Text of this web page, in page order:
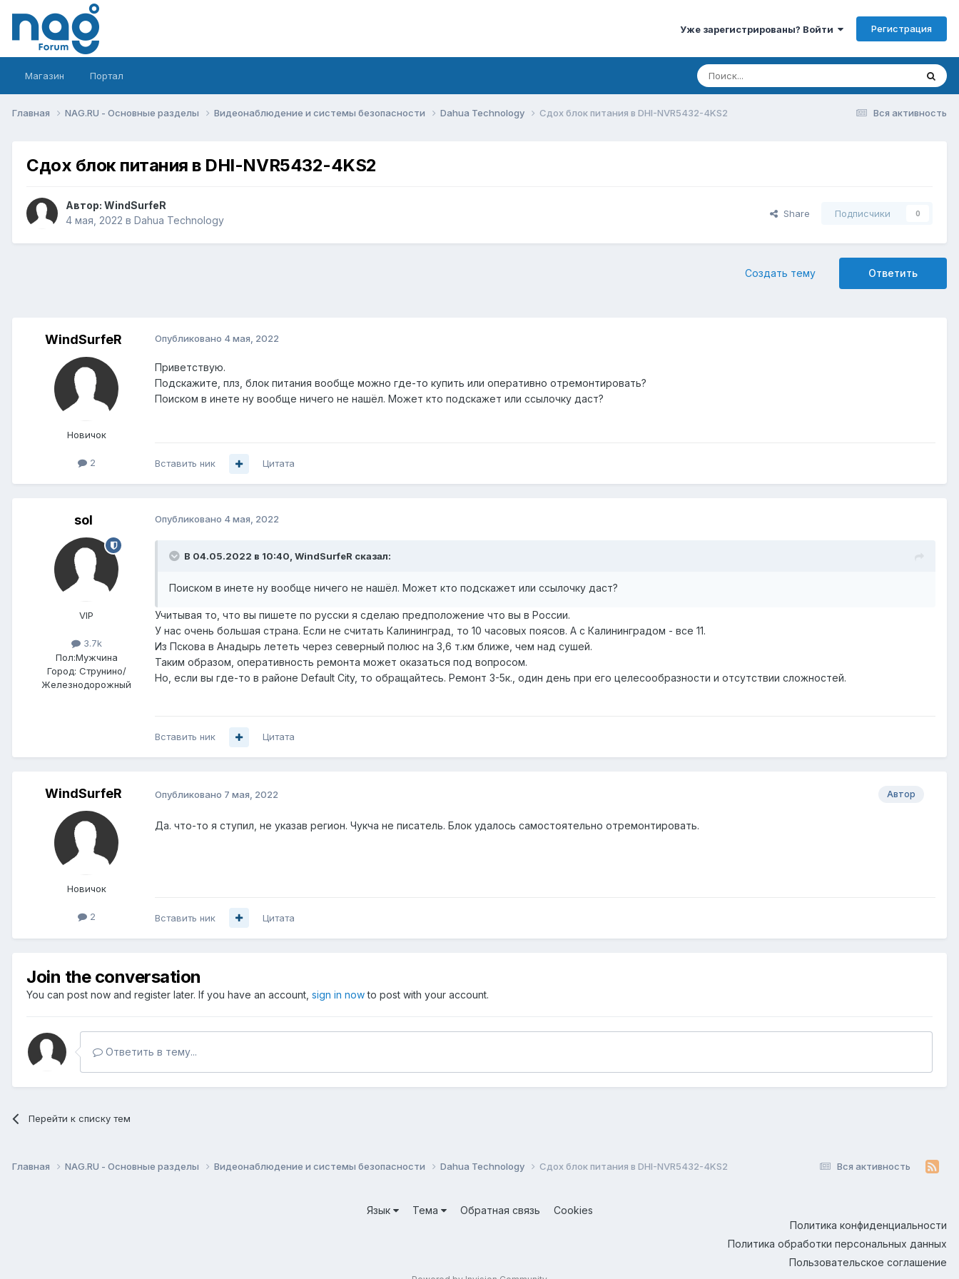
Уже зарегистрированы? Войти Регистрация
Магазин Портал
Вся активность
Главная NAG.RU - Основные разделы Видеонаблюдение и системы безопасности Dahua Technology Сдох блок питания в DHI-NVR5432-4KS2
Сдох блок питания в DHI-NVR5432-4KS2
Автор: WindSurfeR
4 мая, 2022 в Dahua Technology
Share Подписчики 0
Ответить
Создать тему
WindSurfeR
Новичок
2
Опубликовано 4 мая, 2022
Приветствую.
Подскажите, плз, блок питания вообще можно где-то купить или оперативно отремонтировать?
Поиском в инете ну вообще ничего не нашёл. Может кто подскажет или ссылочку даст?
Вставить ник Цитата
sol
VIP
3.7k
Пол:Мужчина
Город: Струнино/
Железнодорожный
Опубликовано 4 мая, 2022
В 04.05.2022 в 10:40, WindSurfeR сказал:
Поиском в инете ну вообще ничего не нашёл. Может кто подскажет или ссылочку даст?
Учитывая то, что вы пишете по русски я сделаю предположение что вы в России.
У нас очень большая страна. Если не считать Калининград, то 10 часовых поясов. А с Калининградом - все 11.
Из Пскова в Анадырь лететь через северный полюс на 3,6 т.км ближе, чем над сушей.
Таким образом, оперативность ремонта может оказаться под вопросом.
Но, если вы где-то в районе Default City, то обращайтесь. Ремонт 3-5к., один день при его целесообразности и отсутствии сложностей.
Вставить ник Цитата
WindSurfeR
Новичок
2
Автор
Опубликовано 7 мая, 2022
Да. что-то я ступил, не указав регион. Чукча не писатель. Блок удалось самостоятельно отремонтировать.
Вставить ник Цитата
Join the conversation
You can post now and register later. If you have an account, sign in nowto post with your account.
Ответить в тему...
Перейти к списку тем
Вся активность
Главная NAG.RU - Основные разделы Видеонаблюдение и системы безопасности Dahua Technology Сдох блок питания в DHI-NVR5432-4KS2
Язык Тема Обратная связь
Cookies
Политика конфиденциальности
Политика обработки персональных данных
Пользовательское соглашение